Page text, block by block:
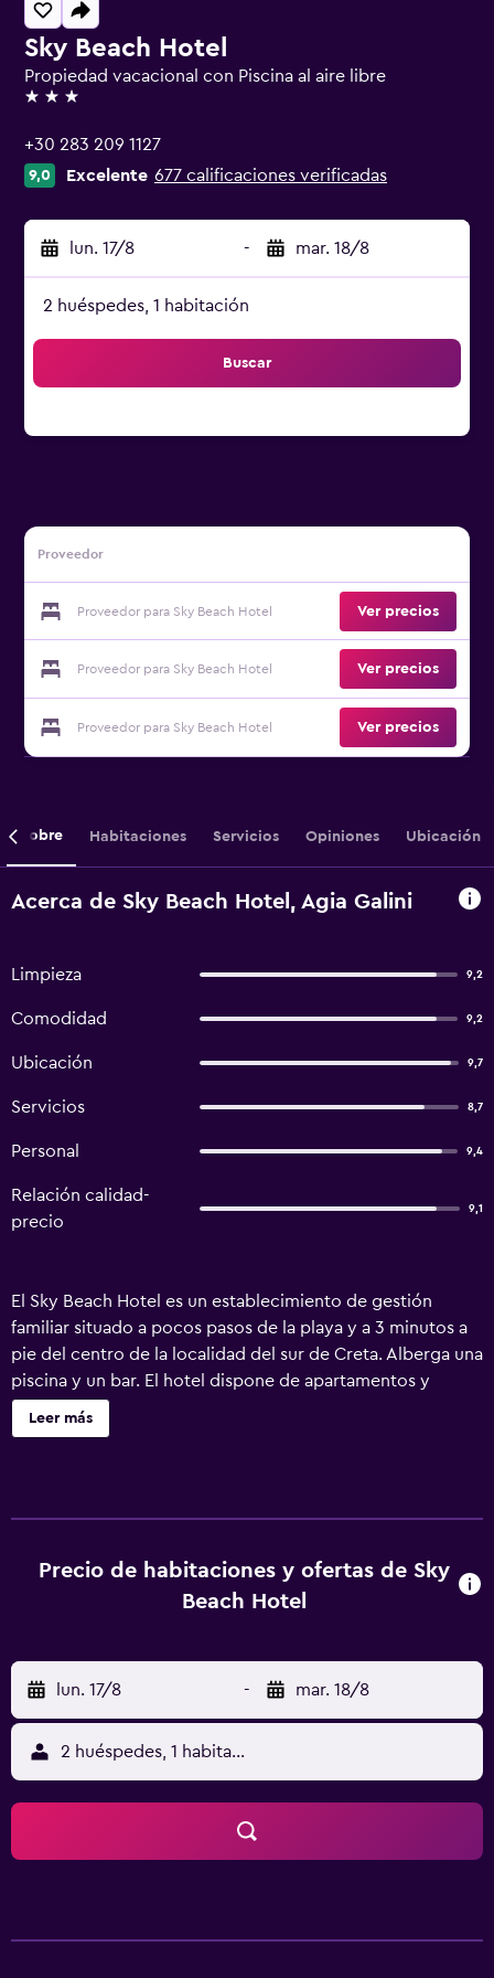
Sky Beach Hotel
Propiedad vacacional con Piscina al aire libre
3 estrellas
+30 283 209 1127
9,0 Excelente 677 calificaciones verificadas
lun. 17/8 - mar. 18/8
2 huéspedes, 1 habitación
Buscar
Proveedor
Proveedor para Sky Beach Hotel Ver precios
Proveedor para Sky Beach Hotel Ver precios
Proveedor para Sky Beach Hotel Ver precios
Sobre Habitaciones Servicios Opiniones Ubicación
Acerca de Sky Beach Hotel, Agia Galini
Limpieza 9,2
Comodidad 9,2
Ubicación 9,7
Servicios 8,7
Personal 9,4
Relación calidad-
precio
9,1
El Sky Beach Hotel es un establecimiento de gestión
familiar situado a pocos pasos de la playa y a 3 minutos a
pie del centro de la localidad del sur de Creta. Alberga una
piscina y un bar. El hotel dispone de apartamentos y
estudios amueblados con baño, aire acondicionado,
cocina, TV, teléfono y balcones grandes con vistas
Leer más
Precio de habitaciones y ofertas de Sky
Beach Hotel
lun. 17/8 - mar. 18/8
2 huéspedes, 1 habitación